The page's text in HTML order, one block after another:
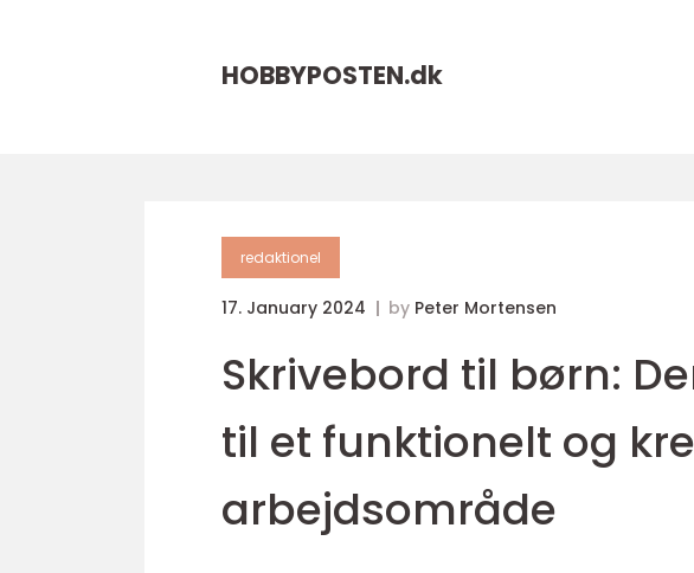
HOBBYPOSTEN.dk
redaktionel
17. January 2024 by Peter Mortensen
Skrivebord til børn:
til et funktionelt og
arbejdsområde